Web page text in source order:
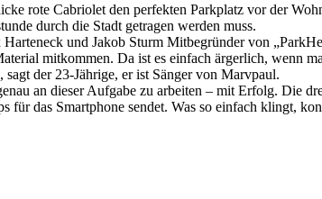
rote Cabriolet den perfekten Parkplatz vor der
durch die Stadt getragen werden muss.
und Jakob Sturm Mitbegründer von
mitkommen. Da ist es einfach ärgerlich, wenn
der 23-Jährige, er ist Sänger von Marvpaul.
an dieser Aufgabe zu arbeiten – mit Erfolg. Die
für das Smartphone sendet. Was so einfach klingt,